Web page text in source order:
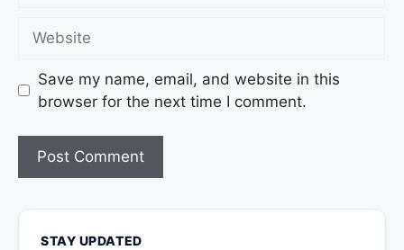
Save my name, email, and website in this
browser for the next time I comment.
STAY UPDATED